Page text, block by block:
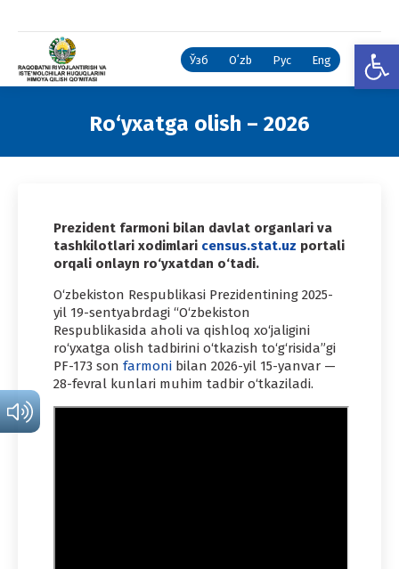
Ўзб Oʻzb Рус Eng
Ro‘yxatga olish – 2026
Prezident farmoni bilan davlat organlari va
tashkilotlari xodimlari census.stat.uz portali
orqali onlayn ro‘yxatdan o‘tadi.
O‘zbekiston Respublikasi Prezidentining 2025-
yil 19-sentyabrdagi “O‘zbekiston
Respublikasida aholi va qishloq xo‘jaligini
ro‘yxatga olish tadbirini o‘tkazish to‘g‘risida”gi
PF-173 son farmoni bilan 2026-yil 15-yanvar —
28-fevral kunlari muhim tadbir o‘tkaziladi.